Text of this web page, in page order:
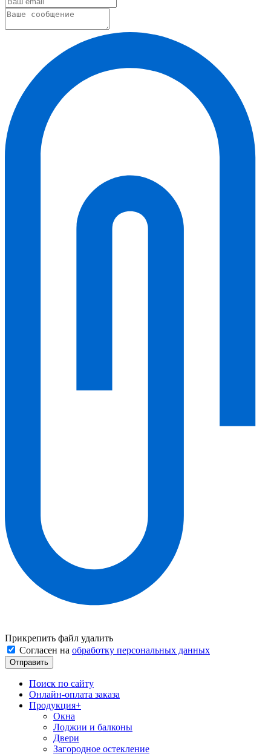
Прикрепить файл удалить
Согласен на обработку персональных данных
Поиск по сайту
Онлайн-оплата заказа
Продукция+
Окна
Лоджии и балконы
Двери
Загородное остекление